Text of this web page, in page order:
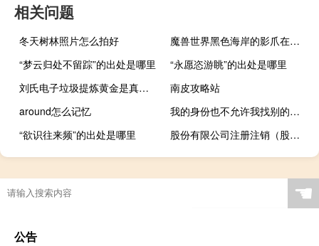
相关问题
冬天树林照片怎么拍好
魔兽世界黑色海岸的影爪在哪里？
“梦云归处不留踪”的出处是哪里
“永愿恣游眺”的出处是哪里
刘氏电子垃圾提炼黄金是真的吗
南皮攻略站
around怎么记忆
我的身份也不允许我找别的女人来逼她跟我分手什么梗
“欲识往来频”的出处是哪里
股份有限公司注册注销（股份有限公司注册资本）
☚
公告